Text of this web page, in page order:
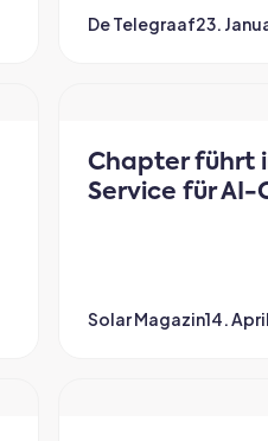
De Telegraaf23.
Chapter führt
Service für
Solar Magazin14.